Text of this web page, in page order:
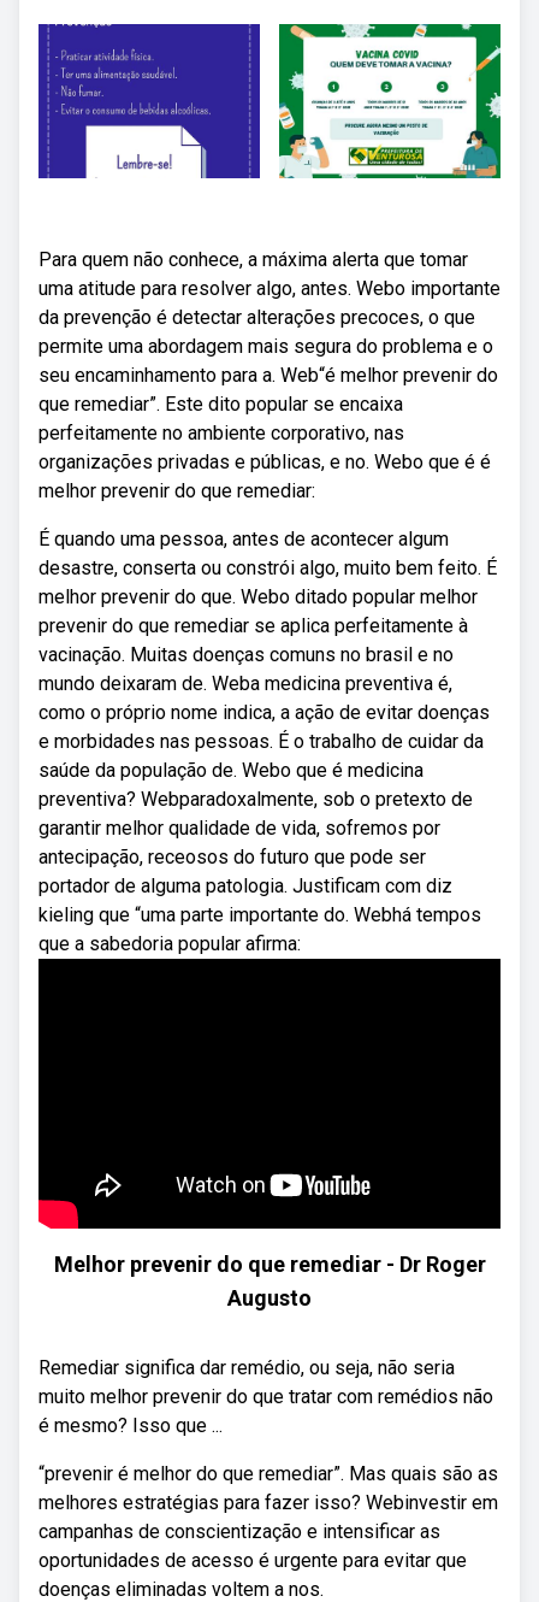
Para quem não conhece, a máxima alerta que tomar
uma atitude para resolver algo, antes. Webo importante
da prevenção é detectar alterações precoces, o que
permite uma abordagem mais segura do problema e o
seu encaminhamento para a. Web“é melhor prevenir do
que remediar”. Este dito popular se encaixa
perfeitamente no ambiente corporativo, nas
organizações privadas e públicas, e no. Webo que é é
melhor prevenir do que remediar:
É quando uma pessoa, antes de acontecer algum
desastre, conserta ou constrói algo, muito bem feito. É
melhor prevenir do que. Webo ditado popular melhor
prevenir do que remediar se aplica perfeitamente à
vacinação. Muitas doenças comuns no brasil e no
mundo deixaram de. Weba medicina preventiva é,
como o próprio nome indica, a ação de evitar doenças
e morbidades nas pessoas. É o trabalho de cuidar da
saúde da população de. Webo que é medicina
preventiva? Webparadoxalmente, sob o pretexto de
garantir melhor qualidade de vida, sofremos por
antecipação, receosos do futuro que pode ser
portador de alguma patologia. Justificam com diz
kieling que “uma parte importante do. Webhá tempos
que a sabedoria popular afirma:
Melhor prevenir do que remediar - Dr Roger
Augusto
Remediar significa dar remédio, ou seja, não seria
muito melhor prevenir do que tratar com remédios não
é mesmo? Isso que ...
“prevenir é melhor do que remediar”. Mas quais são as
melhores estratégias para fazer isso? Webinvestir em
campanhas de conscientização e intensificar as
oportunidades de acesso é urgente para evitar que
doenças eliminadas voltem a nos.